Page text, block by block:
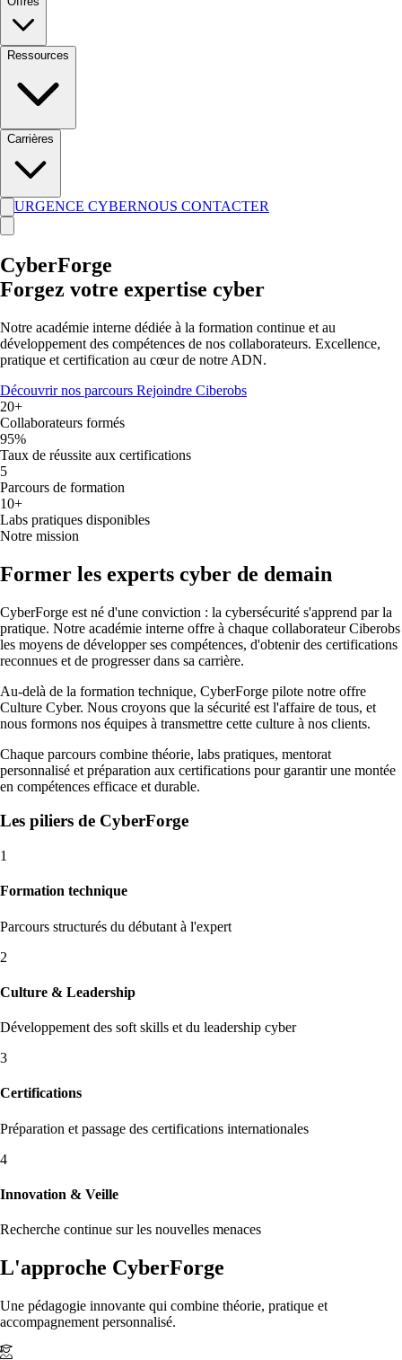
Ressources
Carrières
URGENCE CYBERNOUS CONTACTER
CyberForge
Forgez votre expertise cyber
Notre académie interne dédiée à la formation continue et au
développement des compétences de nos collaborateurs. Excellence,
pratique et certification au cœur de notre ADN.
Découvrir nos parcours Rejoindre Ciberobs
20+
Collaborateurs formés
95%
Taux de réussite aux certifications
5
Parcours de formation
10+
Labs pratiques disponibles
Notre mission
Former les experts cyber de demain
CyberForge est né d'une conviction : la cybersécurité s'apprend par la
pratique. Notre académie interne offre à chaque collaborateur Ciberobs
les moyens de développer ses compétences, d'obtenir des certifications
reconnues et de progresser dans sa carrière.
Au-delà de la formation technique, CyberForge pilote notre offre
Culture Cyber. Nous croyons que la sécurité est l'affaire de tous, et
nous formons nos équipes à transmettre cette culture à nos clients.
Chaque parcours combine théorie, labs pratiques, mentorat
personnalisé et préparation aux certifications pour garantir une montée
en compétences efficace et durable.
Les piliers de CyberForge
1
Formation technique
Parcours structurés du débutant à l'expert
2
Culture & Leadership
Développement des soft skills et du leadership cyber
3
Certifications
Préparation et passage des certifications internationales
4
Innovation & Veille
Recherche continue sur les nouvelles menaces
L'approche CyberForge
Une pédagogie innovante qui combine théorie, pratique et
accompagnement personnalisé.